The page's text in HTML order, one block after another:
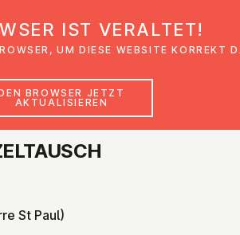
News
St Paul)
IST VERALTET!
UM DIESE WEBSITE KORREKT
BROWSER JETZT
AKTUALISIEREN